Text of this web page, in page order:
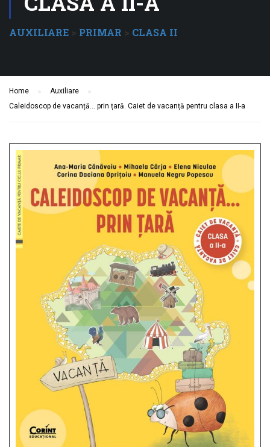
AUXILIARE > PRIMAR > CLASA II
Home
Auxiliare
Caleidoscop de vacanță… prin țară. Caiet de vacanță pentru clasa a II-a